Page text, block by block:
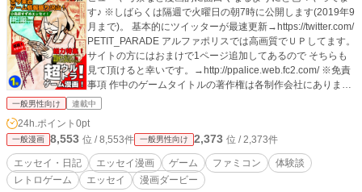
す♪ ※しばらくは隔週で火曜日の朝7時に公開します(2019年9
月まで)。 基本的にツイッターが最速更新→https://twitter.com/
PETIT_PARADE アルファポリスでは高画質でＵＰしてます。
サイトの方にはおまけで1ページ追加してあるので そちらも
見て頂けると幸いです。→http://ppalice.web.fc2.com/ ※免責
事項 作中のゲームタイトルの著作権は各制作会社にありま
す。 当方、侵害する意思はありませんが、万が一問題があっ
一般男性向け 連載中
24h.ポイント 0pt
一般漫画 8,553 位 / 8,553件 一般男性向け 2,373 位 / 2,373件
エッセイ・日記 エッセイ漫画 ゲーム ファミコン
体験談
レトロゲーム
エッセイ 漫画ダービー